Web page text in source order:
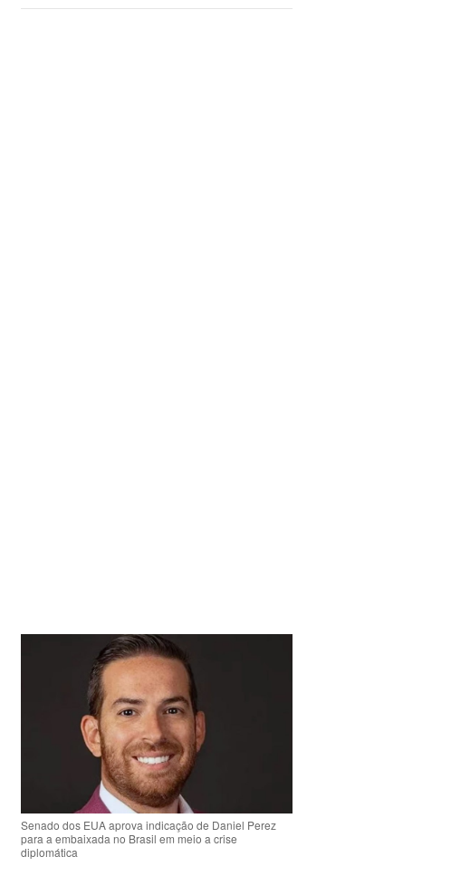
Senado dos EUA aprova indicação de Daniel Perez
para a embaixada no Brasil em meio a crise
diplomática